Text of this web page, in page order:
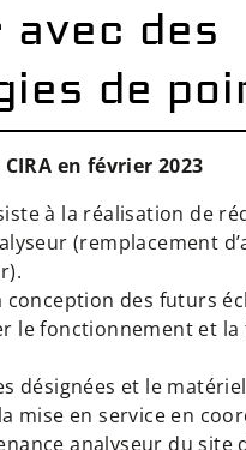
des
de
en février 2023
à la réalisation de
(remplacement
conception des futurs
le fonctionnement et
désignées et le
mise en service en
analyseur du site